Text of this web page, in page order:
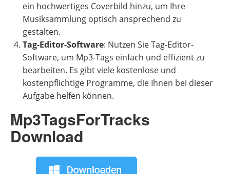
ein hochwertiges Coverbild hinzu, um Ihre
Musiksammlung optisch ansprechend zu
gestalten.
Tag-Editor-Software: Nutzen Sie Tag-Editor-
Software, um Mp3-Tags einfach und effizient zu
bearbeiten. Es gibt viele kostenlose und
kostenpflichtige Programme, die Ihnen bei dieser
Aufgabe helfen können.
Mp3TagsForTracks
Download